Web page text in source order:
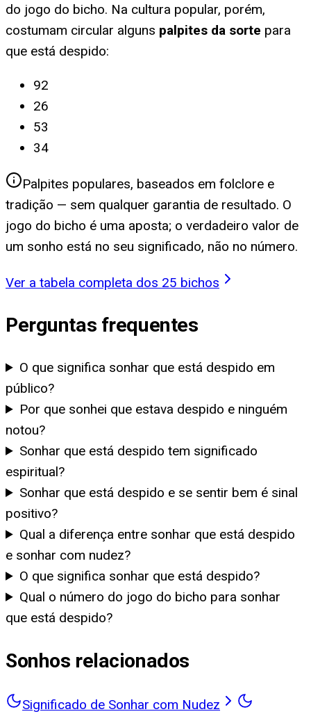
do jogo do bicho. Na cultura popular, porém,
costumam circular alguns palpites da sorte para
que está despido:
92
26
53
34
Palpites populares, baseados em folclore e
tradição — sem qualquer garantia de resultado. O
jogo do bicho é uma aposta; o verdadeiro valor de
um sonho está no seu significado, não no número.
Ver a tabela completa dos 25 bichos
Perguntas frequentes
O que significa sonhar que está despido em
público?
Por que sonhei que estava despido e ninguém
notou?
Sonhar que está despido tem significado
espiritual?
Sonhar que está despido e se sentir bem é sinal
positivo?
Qual a diferença entre sonhar que está despido
e sonhar com nudez?
O que significa sonhar que está despido?
Qual o número do jogo do bicho para sonhar
que está despido?
Sonhos relacionados
Significado de Sonhar com Nudez